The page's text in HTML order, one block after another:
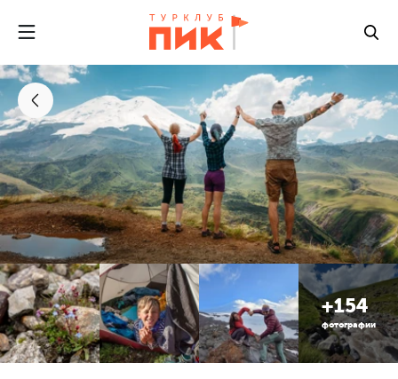
+154
фотографии